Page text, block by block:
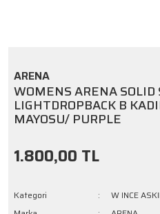
ARENA
WOMENS ARENA
LIGHTDROPBACK B
MAYOSU/ PURPLE
1.800,00 TL
Kategori
W INCE